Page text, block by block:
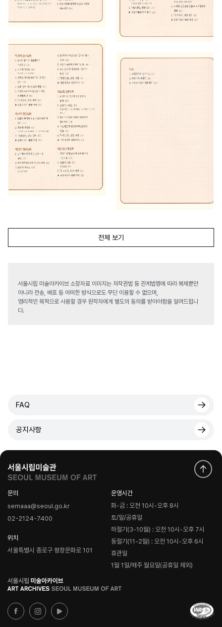
전체 보기
서울시립 미술아카이브 소장자료 이미지는 저작권법 등 관계법령에 따라 복제뿐만
아니라 전송, 배포 등 어떠한 방식으로도 무단 이용할 수 없으며,
영리적인 목적으로 사용할 경우 원작자에게 별도의 동의를 받아야함을 알려드립니
다.
FAQ
공지사항
문의
semaaa@seoul.go.kr
02-2124-7400
위치
서울특별시 종로구 평창문화로 101
운영시간
화-금 : 오전 10시-오후 8시
토/일/공휴일
하절기(3-10월) : 오전 10시-오후 7시
동절기(11-2월) : 오전 10시-오후 6시
휴관일
1월 1일/매주 월요일(공휴일 제외)
로
고